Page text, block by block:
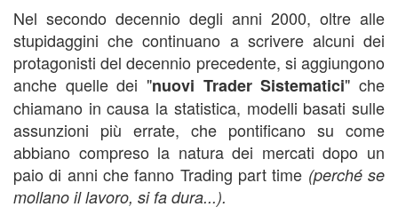
Nel secondo decennio degli anni 2000, oltre alle
stupidaggini che continuano a scrivere alcuni dei
protagonisti del decennio precedente, si aggiungono
anche quelle dei "nuovi Trader Sistematici" che
chiamano in causa la statistica, modelli basati sulle
assunzioni più errate, che pontificano su come
abbiano compreso la natura dei mercati dopo un
paio di anni che fanno Trading part time (perché se
mollano il lavoro, si fa dura...).